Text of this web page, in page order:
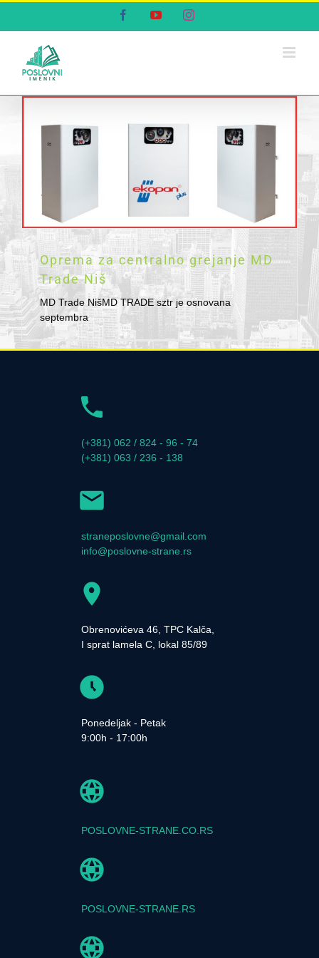
FacebookYouTubeInstagram
Oprema za centralno grejanje MD
Trade Niš
MD Trade NišMD TRADE sztr je osnovana
septembra
(+381) 062 / 824 - 96 - 74
(+381) 063 / 236 - 138
straneposlovne@gmail.com
info@poslovne-strane.rs
Obrenovićeva 46, TPC Kalča,
I sprat lamela C, lokal 85/89
Ponedeljak - Petak
9:00h - 17:00h
POSLOVNE-STRANE.CO.RS
POSLOVNE-STRANE.RS